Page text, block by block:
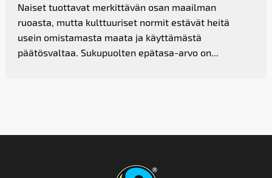
Naiset tuottavat merkittävän osan maailman
ruoasta, mutta kulttuuriset normit estävät heitä
usein omistamasta maata ja käyttämästä
päätösvaltaa. Sukupuolten epätasa-arvo on...